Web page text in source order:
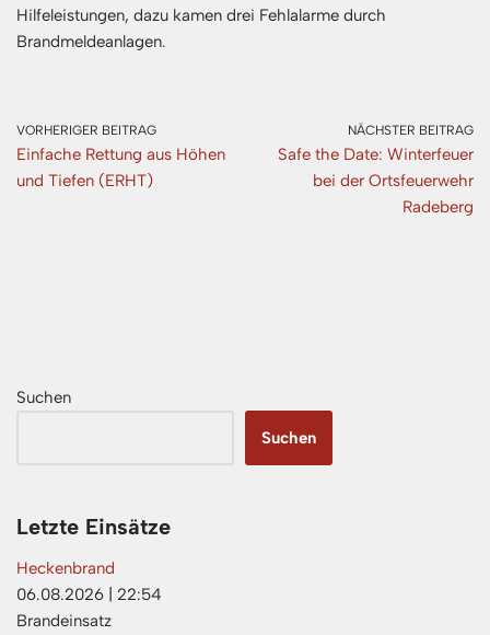
Hilfeleistungen, dazu kamen drei Fehlalarme durch
Brandmeldeanlagen.
VORHERIGER BEITRAG
Einfache Rettung aus Höhen
und Tiefen (ERHT)
NÄCHSTER BEITRAG
Safe the Date: Winterfeuer
bei der Ortsfeuerwehr
Radeberg
Suchen
Suchen
Letzte Einsätze
Heckenbrand
06.08.2026
22:54
Brandeinsatz